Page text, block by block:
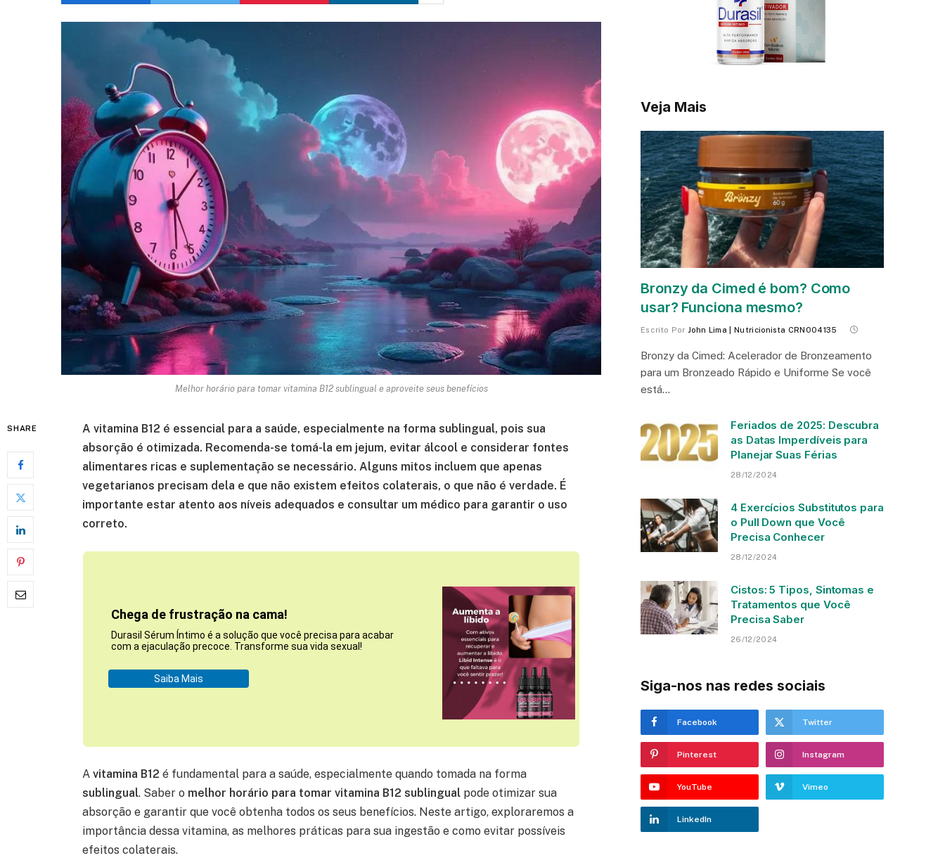
Melhor horário para tomar vitamina B12 sublingual e aproveite seus benefícios
SHARE
A vitamina B12 é essencial para a saúde, especialmente na forma sublingual, pois sua
absorção é otimizada. Recomenda-se tomá-la em jejum, evitar álcool e considerar fontes
alimentares ricas e suplementação se necessário. Alguns mitos incluem que apenas
vegetarianos precisam dela e que não existem efeitos colaterais, o que não é verdade. É
importante estar atento aos níveis adequados e consultar um médico para garantir o uso
correto.
Chega de frustração na cama!
Durasil Sérum Íntimo é a solução que você precisa para acabar
com a ejaculação precoce. Transforme sua vida sexual!
Saiba Mais
Avitamina B12 é fundamental para a saúde, especialmente quando tomada na forma
sublingual. Saber o melhor horário para tomar vitamina B12 sublingual pode otimizar sua
absorção e garantir que você obtenha todos os seus benefícios. Neste artigo, exploraremos a
importância dessa vitamina, as melhores práticas para sua ingestão e como evitar possíveis
efeitos colaterais.
Veja Mais
Bronzy da Cimed é bom? Como
usar? Funciona mesmo?
Escrito Por John Lima | Nutricionista CRN004135
Bronzy da Cimed: Acelerador de Bronzeamento
para um Bronzeado Rápido e Uniforme Se você
está…
Feriados de 2025: Descubra
as Datas Imperdíveis para
Planejar Suas Férias
28/12/2024
4 Exercícios Substitutos para
o Pull Down que Você
Precisa Conhecer
28/12/2024
Cistos: 5 Tipos, Sintomas e
Tratamentos que Você
Precisa Saber
26/12/2024
Siga-nos nas redes sociais
Facebook Twitter
Pinterest Instagram
YouTube Vimeo
LinkedIn